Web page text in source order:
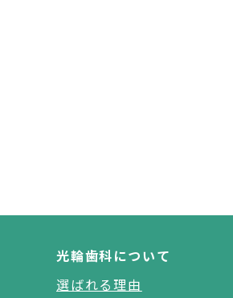
光輪歯科について
選ばれる理由